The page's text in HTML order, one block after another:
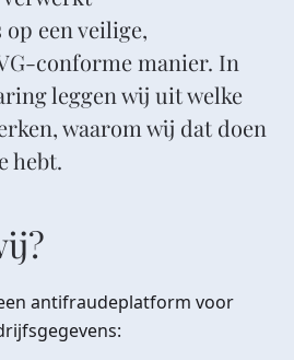
een veilige,
conforme manier. In
leggen wij uit welke
waarom wij dat doen
hebt.
antifraudeplatform voor